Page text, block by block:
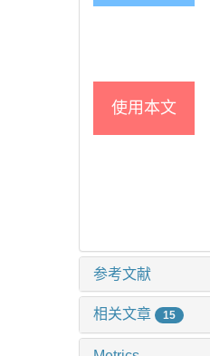
使用本文
参考文献
相关文章 15